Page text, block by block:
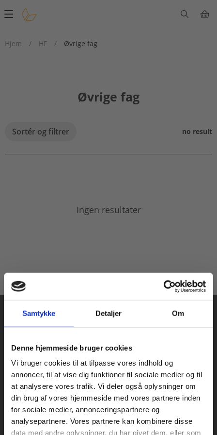
Samtykke Detaljer Om
Denne hjemmeside bruger cookies
Vi bruger cookies til at tilpasse vores indhold og
annoncer, til at vise dig funktioner til sociale medier og til
at analysere vores trafik. Vi deler også oplysninger om
din brug af vores hjemmeside med vores partnere inden
for sociale medier, annonceringspartnere og
analysepartnere. Vores partnere kan kombinere disse
data med andre oplysninger, du har givet dem, eller som
Main
Hjem
/ HF / Øvrige fag
Øvrige fag
Sortér og filtrer no result
Ingen resultater
Praxis Forlag A/S
CVR 41280921
København
Vognmagergade 7, 5. sal
1120 København K
Køb læremidler og find masterclasses mm.
Fortsæt som:
For privatkunder og
studerende. Du får
For institutioner og
virksomheder. Du